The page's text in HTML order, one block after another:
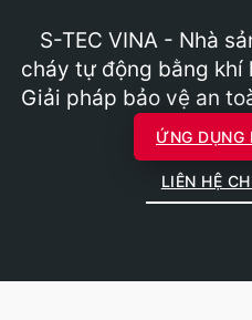
S-TEC VINA - Nhà
cháy tự động bằng khí
Giải pháp bảo vệ an
ỨNG DỤNG
LIÊN HỆ